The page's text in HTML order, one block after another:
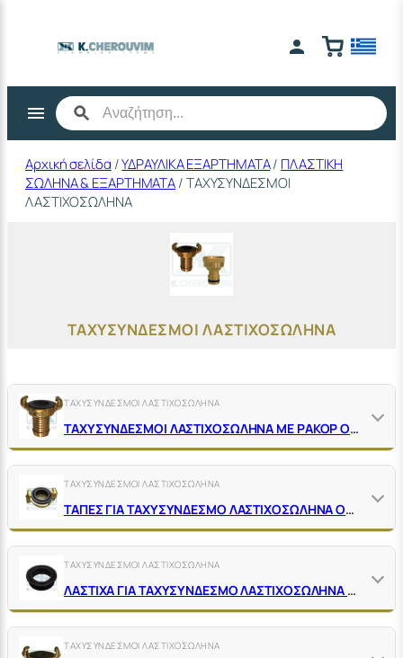
περιεχόμενο
Αρχική σελίδα /ΥΔΡΑΥΛΙΚΑ ΕΞΑΡΤΗΜΑΤΑ/ ΠΛΑΣΤΙΚΗ
ΣΩΛΗΝΑ & ΕΞΑΡΤΗΜΑΤΑ/ ΤΑΧΥΣΥΝΔΕΣΜΟΙ
ΛΑΣΤΙΧΟΣΩΛΗΝΑ
ΤΑΧΥΣΥΝΔΕΣΜΟΙ ΛΑΣΤΙΧΟΣΩΛΗΝΑ
ΤΑΧΥΣΥΝΔΕΣΜΟΙ ΛΑΣΤΙΧΟΣΩΛΗΝΑ
ΤΑΧΥΣΥΝΔΕΣΜΟΙ ΛΑΣΤΙΧΟΣΩΛΗΝΑ ΜΕ ΡΑΚΟΡ ΟΡΕΙΧΑΛΚΙΝΟΙ
ΤΑΧΥΣΥΝΔΕΣΜΟΙ ΛΑΣΤΙΧΟΣΩΛΗΝΑ
ΤΑΠΕΣ ΓΙΑ ΤΑΧΥΣΥΝΔΕΣΜΟ ΛΑΣΤΙΧΟΣΩΛΗΝΑ ΟΡΕΙΧΑΛΚΙΝΕΣ ΜΕ ΛΑΣΤΙΧΟ
ΤΑΧΥΣΥΝΔΕΣΜΟΙ ΛΑΣΤΙΧΟΣΩΛΗΝΑ
ΛΑΣΤΙΧΑ ΓΙΑ ΤΑΧΥΣΥΝΔΕΣΜΟ ΛΑΣΤΙΧΟΣΩΛΗΝΑ ΟΡΕΙΧΑΛΚΙΝΟ
ΤΑΧΥΣΥΝΔΕΣΜΟΙ ΛΑΣΤΙΧΟΣΩΛΗΝΑ